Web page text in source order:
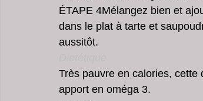
ÉTAPE 4Mélangez bien et
dans le plat à tarte et
aussitôt.
Très pauvre en calories,
apport en oméga 3.